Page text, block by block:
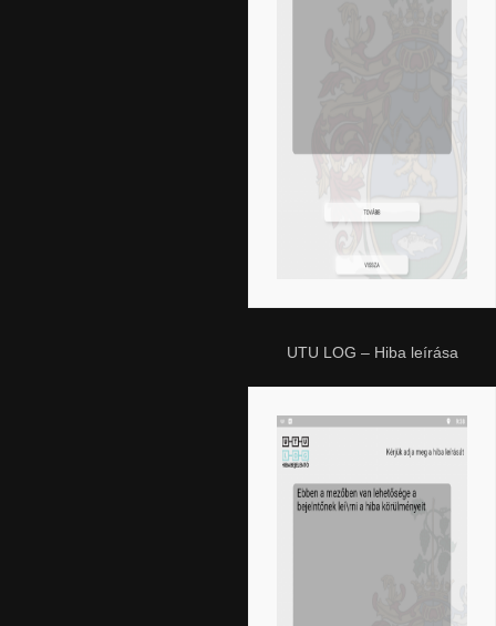
UTU LOG – Hiba leírása